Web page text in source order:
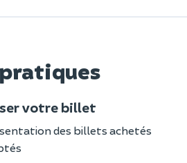
votre billet
des billets achetés